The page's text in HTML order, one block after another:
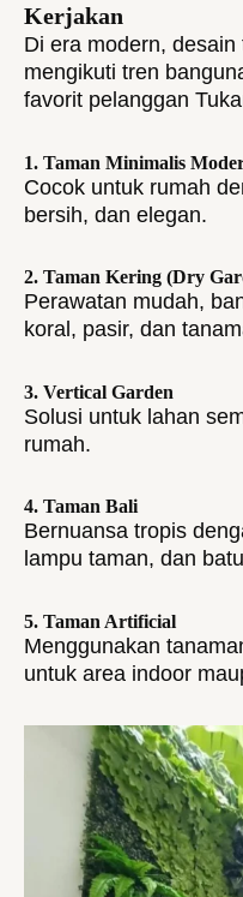
Kerjakan
Di era modern,
mengikuti tren
favorit pelanggan
1. Taman Minimalis
Cocok untuk rumah
bersih, dan elegan.
2. Taman Kering (Dry
Perawatan mudah,
koral, pasir, dan
3. Vertical Garden
Solusi untuk lahan
rumah.
4. Taman Bali
Bernuansa tropis
lampu taman, dan
5. Taman Artificial
Menggunakan
untuk area indoor